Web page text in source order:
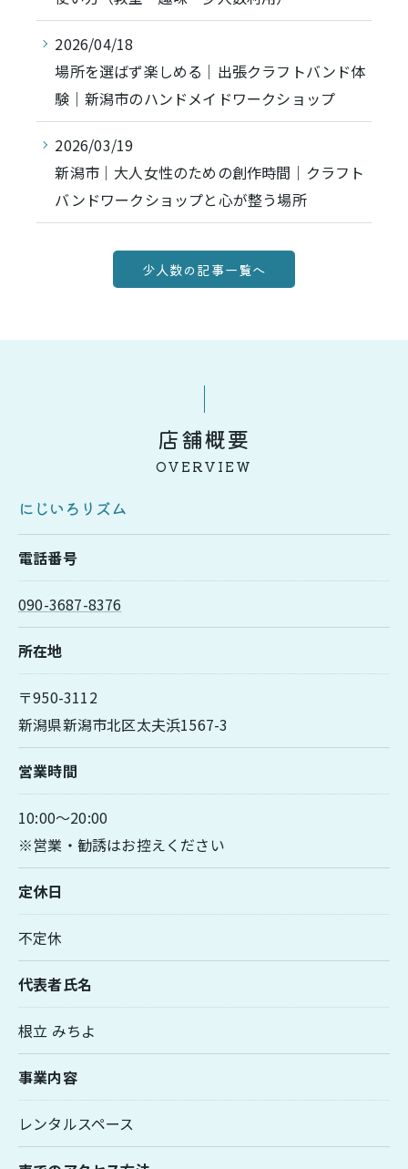
2026/04/18
場所を選ばず楽しめる｜出張クラフトバンド体
験｜新潟市のハンドメイドワークショップ
2026/03/19
新潟市｜大人女性のための創作時間｜クラフト
バンドワークショップと心が整う場所
少人数の記事一覧へ
店舗概要
OVERVIEW
にじいろリズム
電話番号
090-3687-8376
所在地
〒950-3112
新潟県新潟市北区太夫浜1567-3
営業時間
10:00～20:00
※営業・勧誘はお控えください
定休日
不定休
代表者氏名
根立 みちよ
事業内容
レンタルスペース